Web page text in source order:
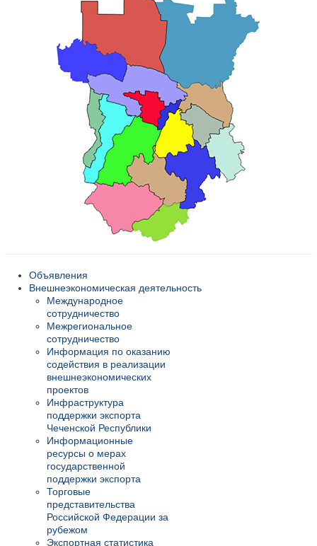
Объявления
Внешнеэкономическая деятельность
Международное
сотрудничество
Межрегиональное
сотрудничество
Информация по оказанию
содействия в реализации
внешнеэкономических
проектов
Инфраструктура
поддержки экспорта
Чеченской Республики
Информационные
ресурсы о мерах
государственной
поддержки экспорта
Торговые
представительства
Российской Федерации за
рубежом
Экспортная статистика